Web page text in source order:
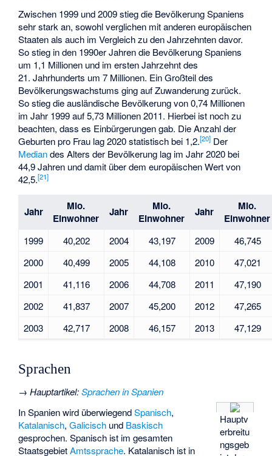
Zwischen 1999 und 2009 stieg die Bevölkerung Spaniens
sehr stark an, sowohl verglichen mit anderen europäischen
Staaten als auch im Vergleich zu den Jahrzehnten davor.
So stieg in den 1990er Jahren die Bevölkerung Spaniens
um 1,1 Millionen und im ersten Jahrzehnt des
21. Jahrhunderts um 7 Millionen. Ein Großteil des
Bevölkerungswachstums ging auf Zuwanderung zurück.
So stieg die ausländische Bevölkerung von 0,74 Millionen
im Jahr 1999 auf 5,73 Millionen 2011. Hierbei ist noch zu
beachten, dass es Einbürgerungen gab. Die Anzahl der
Geburten pro Frau lag 2020 statistisch bei 1,2.[20] Der
Mediandes Alters der Bevölkerung lag im Jahr 2020 bei
44,9 Jahren und damit über dem europäischen Wert von
42,5.[21]
Jahr
Mio.
Einwohner
Jahr
Mio.
Einwohner
Jahr
Mio.
Einwohner
1999 40,202 2004 43,197 2009
46,745
2000
40,499 2005 44,108 2010
47,021
2001
41,116 2006 44,708 2011
47,190
2002
41,837 2007 45,200 2012
47,265
2003
42,717 2008 46,157 2013 47,129
Sprachen
→Hauptartikel:Sprachen in Spanien
Hauptv
erbreitu
ngsgeb
In Spanien wird überwiegendSpanisch,
Katalanisch,Galicisch und Baskisch
gesprochen. Spanisch ist im gesamten
StaatsgebietAmtssprache. Katalanisch ist in